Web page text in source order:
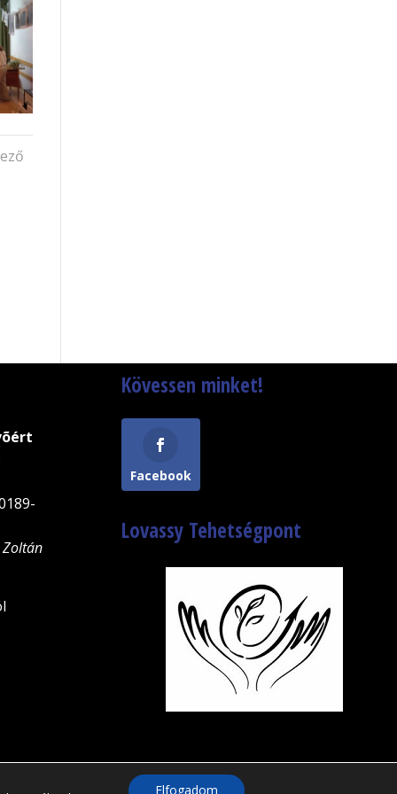
Zoltán
Kövessen minket!
Facebook
Lovassy Tehetségpont
Elfogadom